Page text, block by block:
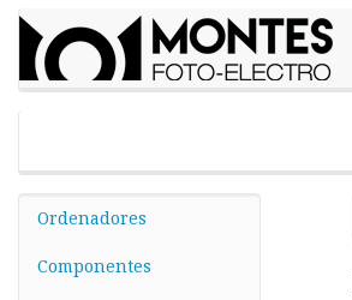
Ordenadores
Componentes